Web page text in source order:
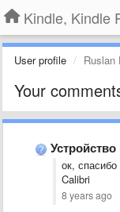
User profile Ruslan
Your
Устройство
ок,
Calibri
8 years ago